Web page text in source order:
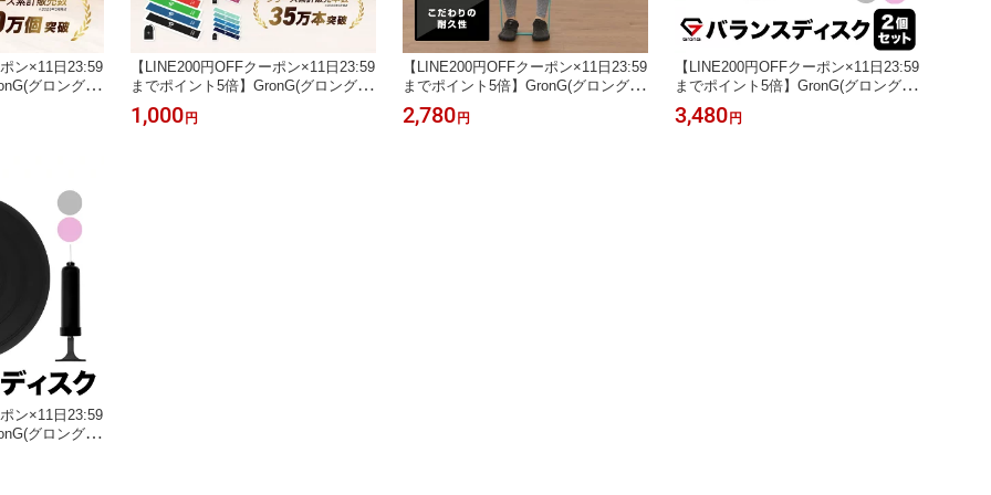
ン×11日23:59
グロング)
【LINE200円OFFクーポン×11日23:59
までポイント5倍】GronG(グロング)
エクササイズバンド トレーニングチ
ューブ 美尻トレーニング ゴムバンド
1,000 円
【LINE200円OFFクーポン×11日23:59
までポイント5倍】GronG(グロング)
トレーニングチューブ チューブ トレ
ーニング ハンドルタイプ 強度別5本
2,780 円
【LINE200円OFFクーポン×11日23:59
までポイント5倍】GronG(グロング)
バランスディスク バランスクッショ
ン 直径33cm 耐荷重200kg 2個セット
3,480 円
ン×11日23:59
グロング)